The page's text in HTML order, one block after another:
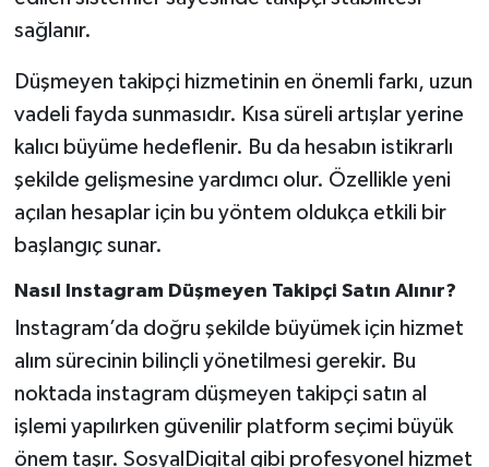
sağlanır.
Düşmeyen takipçi hizmetinin en önemli farkı, uzun
vadeli fayda sunmasıdır. Kısa süreli artışlar yerine
kalıcı büyüme hedeflenir. Bu da hesabın istikrarlı
şekilde gelişmesine yardımcı olur. Özellikle yeni
açılan hesaplar için bu yöntem oldukça etkili bir
başlangıç sunar.
Nasıl Instagram Düşmeyen Takipçi Satın Alınır?
Instagram’da doğru şekilde büyümek için hizmet
alım sürecinin bilinçli yönetilmesi gerekir. Bu
noktada instagram düşmeyen takipçi satın al
işlemi yapılırken güvenilir platform seçimi büyük
önem taşır. SosyalDigital gibi profesyonel hizmet